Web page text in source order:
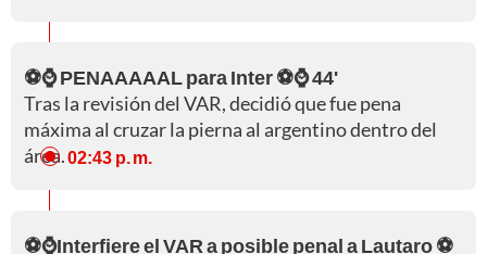
⚽⌚ PENAAAAAL para Inter ⚽⌚ 44'
Tras la revisión del VAR, decidió que fue pena
máxima al cruzar la pierna al argentino dentro del
área.02:43 p. m.
⚽⌚Interfiere el VAR a posible penal a Lautaro ⚽